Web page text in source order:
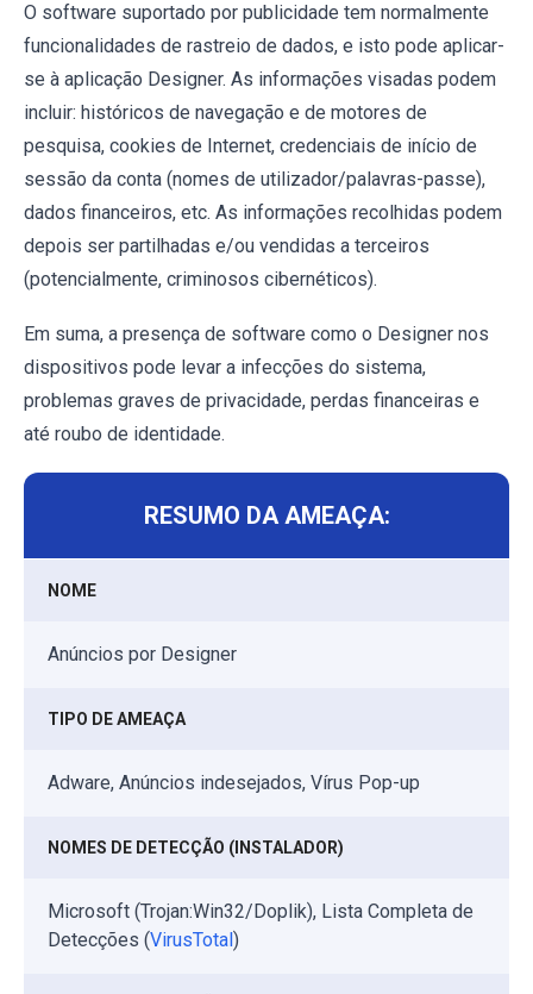
O software suportado por publicidade tem normalmente
funcionalidades de rastreio de dados, e isto pode aplicar-
se à aplicação Designer. As informações visadas podem
incluir: históricos de navegação e de motores de
pesquisa, cookies de Internet, credenciais de início de
sessão da conta (nomes de utilizador/palavras-passe),
dados financeiros, etc. As informações recolhidas podem
depois ser partilhadas e/ou vendidas a terceiros
(potencialmente, criminosos cibernéticos).
Em suma, a presença de software como o Designer nos
dispositivos pode levar a infecções do sistema,
problemas graves de privacidade, perdas financeiras e
até roubo de identidade.
RESUMO DA AMEAÇA:
NOME
Anúncios por Designer
TIPO DE AMEAÇA
Adware, Anúncios indesejados, Vírus Pop-up
NOMES DE DETECÇÃO (INSTALADOR)
Microsoft (Trojan:Win32/Doplik), Lista Completa de
Detecções (VirusTotal )